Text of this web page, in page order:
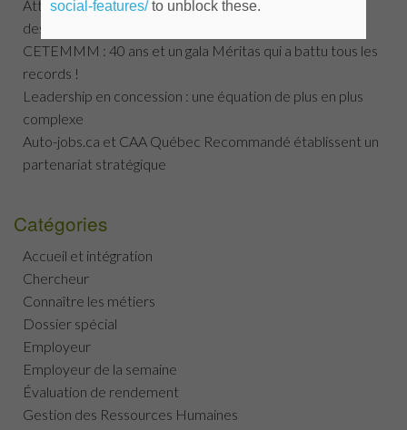
Attentes et opportunités dans le secteur de l’entretien
des VÉ et des hybrides
CETEMMM : 40 ans et un gala Méritas qui a battu tous les
records !
Leadership en concession : une équation de plus en plus
complexe
Auto-jobs.ca et CAA Québec Recommandé établissent un
partenariat stratégique
Catégories
Accueil et intégration
Chercheur
Connaître les métiers
Dossier spécial
Employeur
Employeur de la semaine
Évaluation de rendement
Gestion des Ressources Humaines
social-features/to unblock these.